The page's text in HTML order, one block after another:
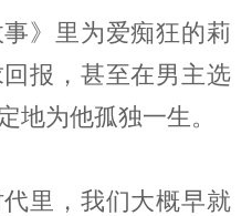
》里为爱痴狂的莉
报，甚至在男主选
地为他孤独一生。‍‍‍‍‍‍‍‍‍‍‍
里，我们大概早就